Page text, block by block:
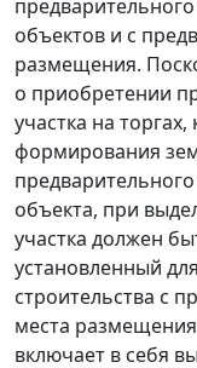
объектов и с
размещения.
о приобретении
участка на
формирования
объекта, при
участка должен
установленный
строительства с
места
включает в себя